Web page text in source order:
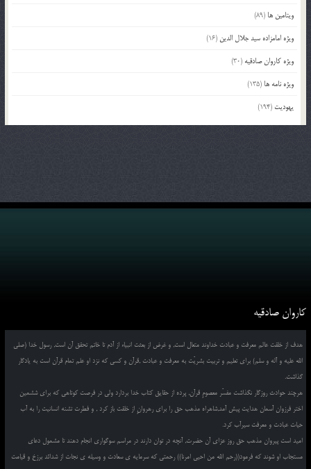
ویتامین ها (89)
ویژه امامزاده سید جلال الدین (16)
ویژه کاروان صادقیه (30)
ویژه نامه ها (135)
یهودیت (194)
کاروان صادقیه
هدف از خلقت عالم معرفت و عبادت خداوند متعال است, و غرض از بعثت انبیاء از آدم تا خاتم تحقق آن است, رسول خدا (صلی
الله علیه و آله و سلم) برای تعلیم و تربیت بشریّت به معرفت و عبادت ,قرآن و کسی که نزد او علم تمام قرآن است به یادگار
گذاشت.
هرچند حوادث روزگار نگذاشت مفسّر معصومِ قرآن, پرده از حقایق کتاب خدا بردارد ولی در فرصت کوتاهی که برای ششمین
اختر فرزوان آسمان هدایت پیش آمد,شاهراه مذهب حق را برای رهروانِ از خلقت باز کرد , و فطرت تشنه انسانیت را به آب
حیات عبادت و معرفت سیرآب کرد.
امید است پیروان مذهب حق روز عزای آن حضرت, آنچه در توان دارند در مراسم سوگواری انجام دهند تا مشمول دعای
مستجاب او شوند که فرمود((رحم الله من احیی امرنا)) رحمتی که سرمایه ی سعادت و وسیله ی نجات از شدائد برزخ و قیامت